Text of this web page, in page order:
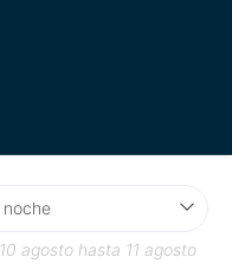
10 agosto hasta 11 agosto